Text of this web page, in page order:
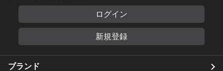
ログイン
新規登録
ブランド